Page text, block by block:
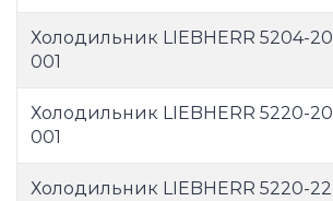
Холодильник LIEBHERR 5204-20
001
Холодильник LIEBHERR 5220-20
001
Холодильник LIEBHERR 5220-22